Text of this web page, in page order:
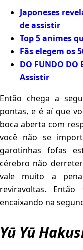
Japoneses
de assistir
Top 5 animes
Fãs elegem os
DO FUNDO DO
Assistir
Então chega a
pontas, e é aí que
boca aberta com
você não se
garotinhas fofas
cérebro não
vale muito a
reviravoltas.
encaixando na
Yū Yū